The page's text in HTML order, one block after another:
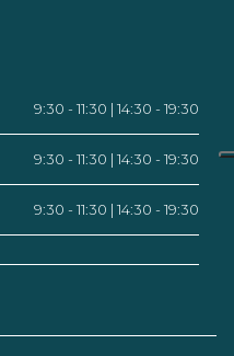
9:30 - 11:30 | 14:30 - 19:30
9:30 - 11:30 | 14:30 - 19:30
9:30 - 11:30 | 14:30 - 19:30